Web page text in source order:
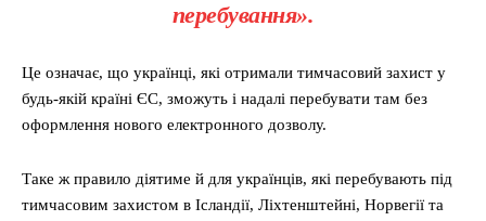
перебування».
Це означає, що українці, які отримали тимчасовий захист у
будь-якій країні ЄС, зможуть і надалі перебувати там без
оформлення нового електронного дозволу.
Таке ж правило діятиме й для українців, які перебувають під
тимчасовим захистом в Ісландії, Ліхтенштейні, Норвегії та